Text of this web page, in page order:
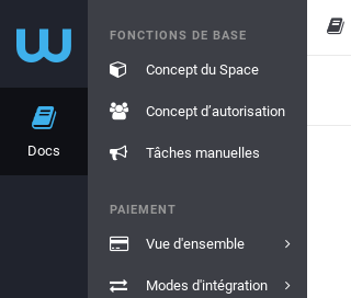
Docs
FONCTIONS DE BASE
Concept du Space
Concept d’autorisation
Tâches manuelles
PAIEMENT
Vue d'ensemble
Modes d'intégration